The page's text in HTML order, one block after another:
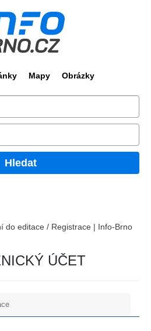
Mapy Obrázky
Hledat
do editace / Registrace | Info-Brno
ÚČET